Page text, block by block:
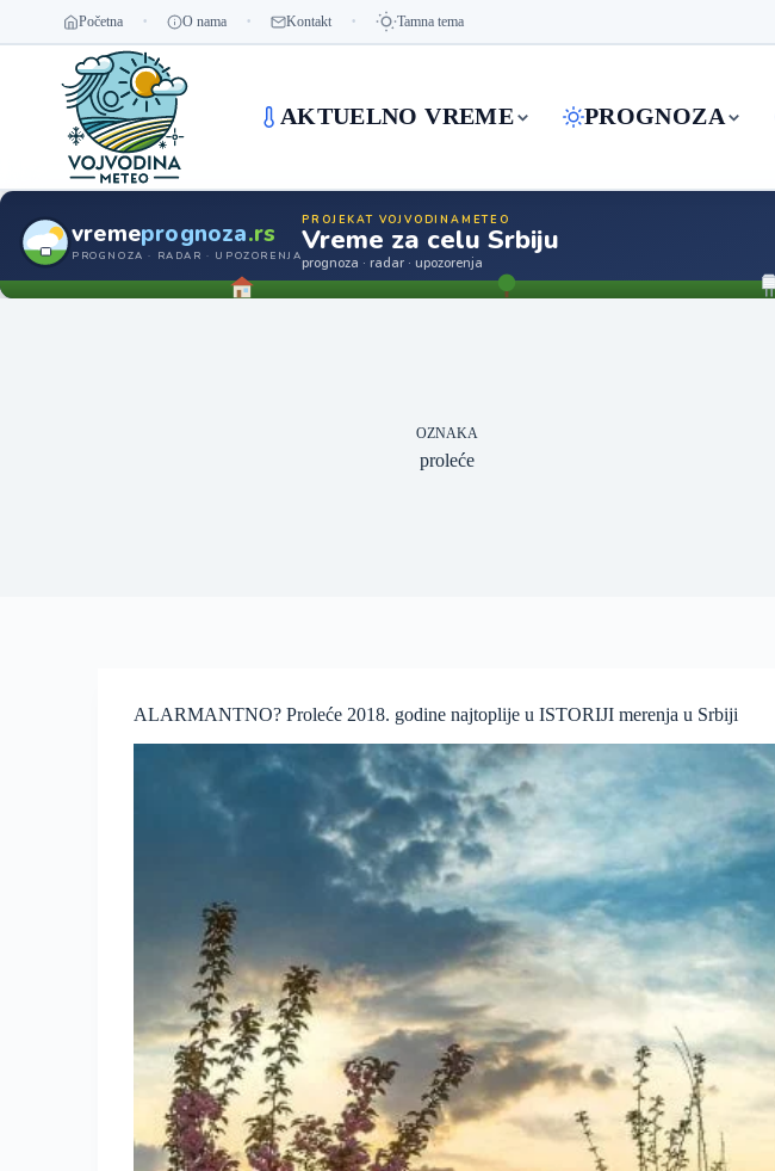
Početna O nama Kontakt Tamna tema
AKTUELNO VREME PROGNOZA
vremeprognoza.rs
PROGNOZA · RADAR · UPOZORENJA
PROJEKAT VOJVODINAMETEO
Vreme za celu Srbiju
prognoza · radar · upozorenja
OZNAKA
proleće
ALARMANTNO? Proleće 2018. godine najtoplije u ISTORIJI merenja u Srbiji